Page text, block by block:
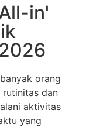
in'
orang
rutinitas dan
aktivitas
yang